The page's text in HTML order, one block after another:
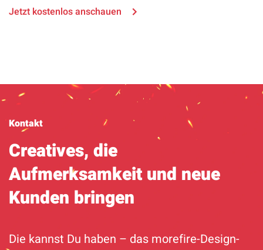
Jetzt kostenlos anschauen
Kontakt
Creatives, die
Aufmerksamkeit und neue
Kunden bringen
Die kannst Du haben – das morefire-Design-